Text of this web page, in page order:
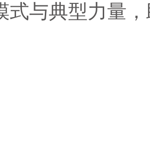
式与典型力量